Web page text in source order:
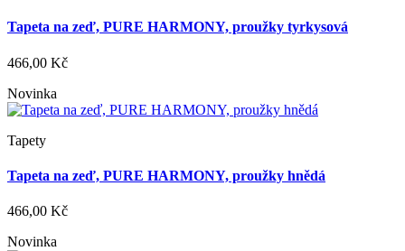
Tapeta na zeď, PURE HARMONY, proužky tyrkysová
466,00 Kč
Novinka
Tapety
Tapeta na zeď, PURE HARMONY, proužky hnědá
466,00 Kč
Novinka